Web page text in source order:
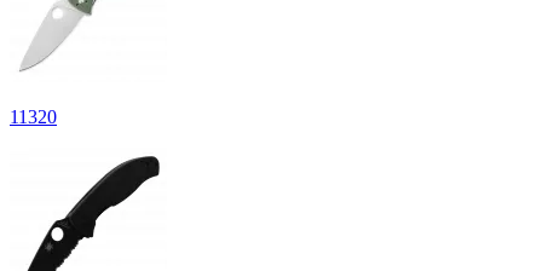
11320